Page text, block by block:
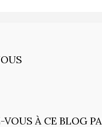
VOUS À CE BLOG